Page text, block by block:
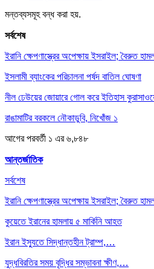
মন্তব্যসমূহ বন্ধ করা হয়.
সর্বশেষ
ইরানি ক্ষেপণাস্ত্রের অপেক্ষায় ইসরাইল; বৈরুত
ইসলামী ব্যাংকের পরিচালনা পর্ষদ বাতিল ঘোষণা
নীল ঢেউয়ের জোয়ারে গোল করে ইতিহাস
রাঙামাটির বরকলে নৌকাডুবি, নিখোঁজ ১
আগেরপরবর্তী ১ এর ৬,৮৪৮
আন্তর্জাতিক
সর্বশেষ
ইরানি ক্ষেপণাস্ত্রের অপেক্ষায় ইসরাইল; বৈরুত
কুয়েতে ইরানের হামলায় ৫ মার্কিনি আহত
ইরান ইস্যুতে সিদ্ধান্তহীন ট্রাম্প,…
যুদ্ধবিরতির সময় বৃদ্ধির সম্ভাবনা ক্ষীণ,…